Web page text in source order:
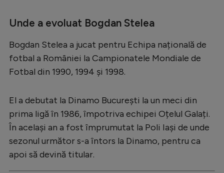
Unde a evoluat Bogdan Stelea
Bogdan Stelea a jucat pentru Echipa națională de
fotbal a României la Campionatele Mondiale de
Fotbal din 1990, 1994 și 1998.
El a debutat la Dinamo București la un meci din
prima ligă în 1986, împotriva echipei Oțelul Galați.
În același an a fost împrumutat la Poli Iași de unde
sezonul următor s-a întors la Dinamo, pentru ca
apoi să devină titular.